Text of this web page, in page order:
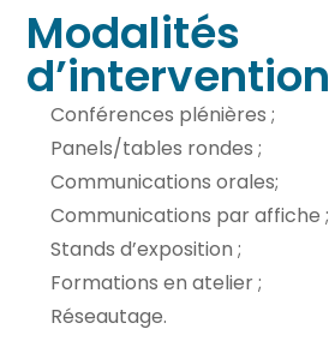
Modalités
d’intervention
Conférences plénières ;
Panels/tables rondes ;
Communications orales;
Communications par affiche ;
Stands d’exposition ;
Formations en atelier ;
Réseautage.